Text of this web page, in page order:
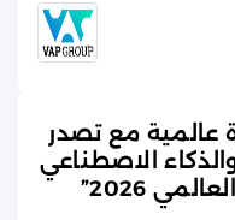
عالمية مع تصدر
الاصطناعي
2026”